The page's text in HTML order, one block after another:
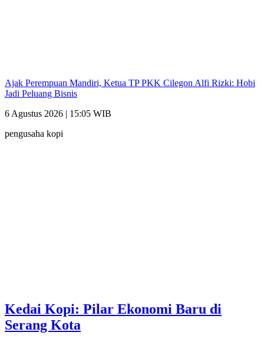
Ajak Perempuan Mandiri, Ketua TP PKK Cilegon Alfi Rizki: Hobi
Jadi Peluang Bisnis
6 Agustus 2026 | 15:05 WIB
pengusaha kopi
Kedai Kopi: Pilar Ekonomi Baru di
Serang Kota